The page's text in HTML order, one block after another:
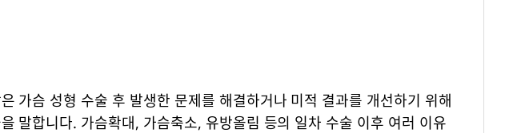
가슴 성형 수술 후 발생한 문제를 해결하거나 미적 결과를 개선하기 위해
말합니다. 가슴확대, 가슴축소, 유방올림 등의 일차 수술 이후 여러 이유